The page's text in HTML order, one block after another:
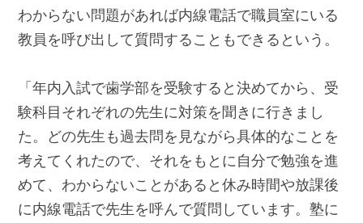
わからない問題があれば内線電話で職員室にいる
教員を呼び出して質問することもできるという。
「年内入試で歯学部を受験すると決めてから、受
験科目それぞれの先生に対策を聞きに行きまし
た。どの先生も過去問を見ながら具体的なことを
考えてくれたので、それをもとに自分で勉強を進
めて、わからないことがあると休み時間や放課後
に内線電話で先生を呼んで質問しています。塾に